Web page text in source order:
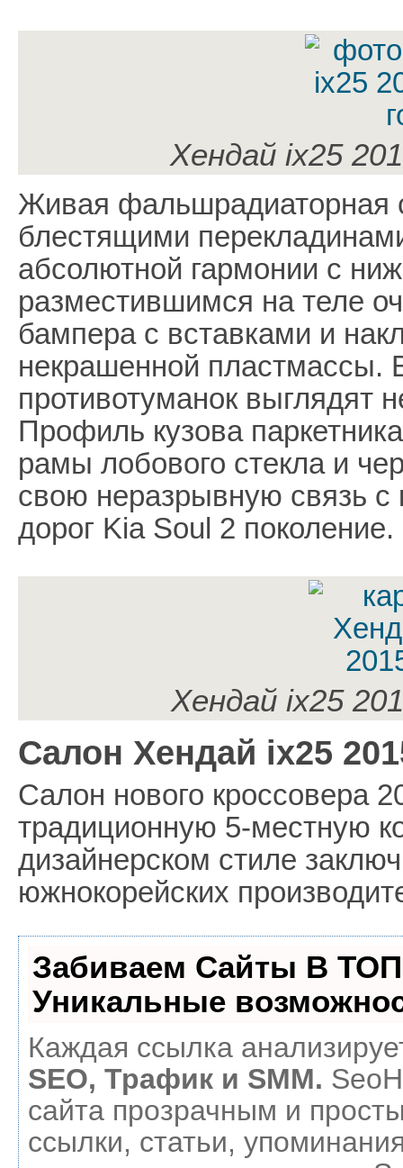
Хендай ix25
Живая фальшрадиаторная
блестящими
абсолютной гармонии с
разместившимся на теле
бампера с вставками и
некрашенной пластмассы.
противотуманок выглядят
Профиль кузова
рамы лобового стекла и
свою неразрывную связь с
дорог Kia Soul 2 поколение.
Хендай ix25
Салон Хендай ix25
Салон нового кроссовера
традиционную 5-местную
дизайнерском стиле
южнокорейских
Забиваем Сайты В
Уникальные
Каждая ссылка
SEO, Трафик и SMM.
сайта прозрачным и
ссылки, статьи,